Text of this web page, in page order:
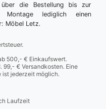
die Bestellung bis zur
Montage lediglich einen
Möbel Letz.
500,- € Einkaufswert.
€ Versandkosten. Eine
ist jederzeit möglich.
Laufzeit